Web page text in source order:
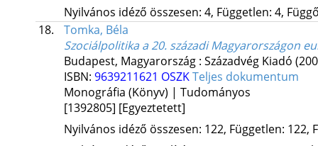
Nyilvános idéző összesen: 4, Független: 4,
18.
Tomka, Béla
Szociálpolitika a 20. századi Magyarországon
Budapest, Magyarország : Századvég Kiadó
ISBN: 9639211621 OSZKTeljes dokumentum
Monográfia (Könyv) | Tudományos
[1392805] [Egyeztetett]
Nyilvános idéző összesen: 122, Független: 122,